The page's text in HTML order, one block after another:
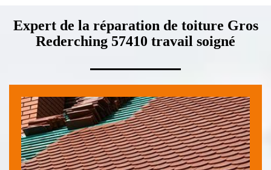
Expert de la réparation de toiture Gros
Rederching 57410 travail soigné